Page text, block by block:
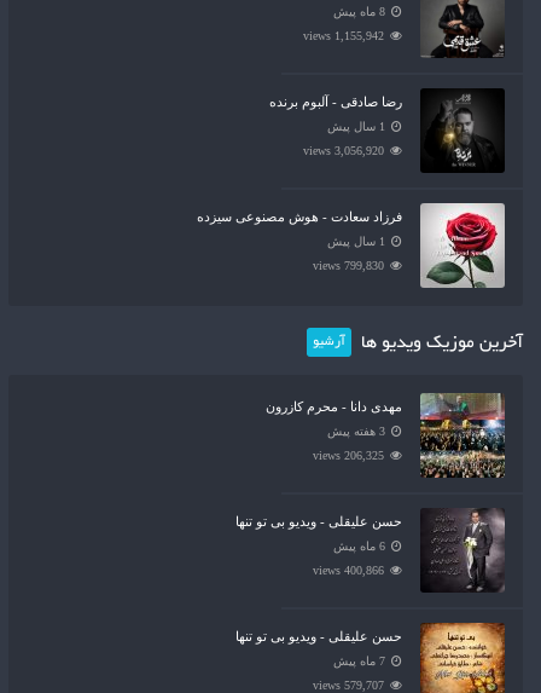
8 ماه پیش
1,155,942 views
رضا صادقی - آلبوم برنده
1 سال پیش
3,056,920 views
فرزاد سعادت - هوش مصنوعی سیزده
1 سال پیش
799,830 views
آخرین موزیک ویدیو ها آرشیو
مهدی دانا - محرم کازرون
3 هفته پیش
206,325 views
حسن علیقلی - ویدیو بی تو تنها
6 ماه پیش
400,866 views
حسن علیقلی - ویدیو بی تو تنها
7 ماه پیش
579,707 views